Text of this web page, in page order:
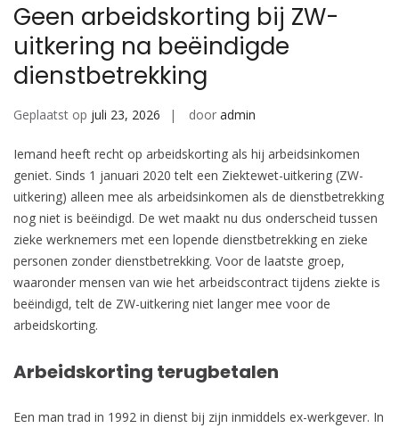
Geen arbeidskorting bij ZW-
uitkering na beëindigde
dienstbetrekking
Geplaatst op juli 23, 2026 door admin
Iemand heeft recht op arbeidskorting als hij arbeidsinkomen
geniet. Sinds 1 januari 2020 telt een Ziektewet-uitkering (ZW-
uitkering) alleen mee als arbeidsinkomen als de dienstbetrekking
nog niet is beëindigd. De wet maakt nu dus onderscheid tussen
zieke werknemers met een lopende dienstbetrekking en zieke
personen zonder dienstbetrekking. Voor de laatste groep,
waaronder mensen van wie het arbeidscontract tijdens ziekte is
beëindigd, telt de ZW-uitkering niet langer mee voor de
arbeidskorting.
Arbeidskorting terugbetalen
Een man trad in 1992 in dienst bij zijn inmiddels ex-werkgever. In